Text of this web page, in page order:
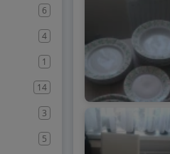
6
4
1
14
3
5